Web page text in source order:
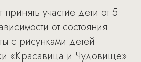
принять участие дети от 5
от состояния
с рисунками детей
«Красавица и Чудовище»